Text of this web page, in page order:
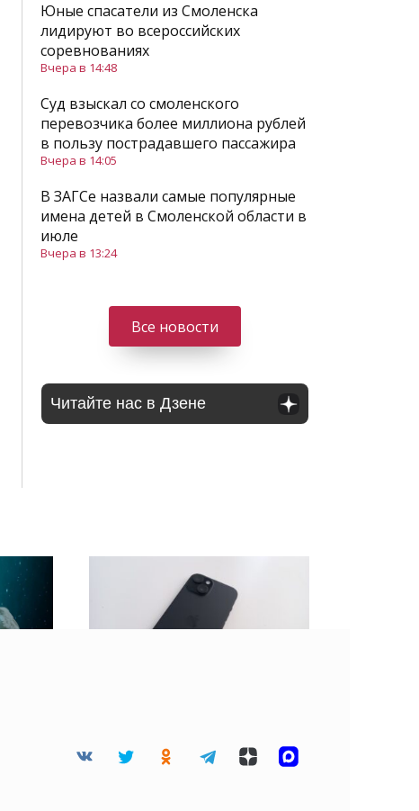
Юные спасатели из Смоленска
лидируют во всероссийских
соревнованиях
Вчера в 14:48
Суд взыскал со смоленского
перевозчика более миллиона рублей
в пользу пострадавшего пассажира
Вчера в 14:05
В ЗАГСе назвали самые популярные
имена детей в Смоленской области в
июле
Вчера в 13:24
Все новости
Читайте нас в Дзене
защитную пленку на
разбитый экран